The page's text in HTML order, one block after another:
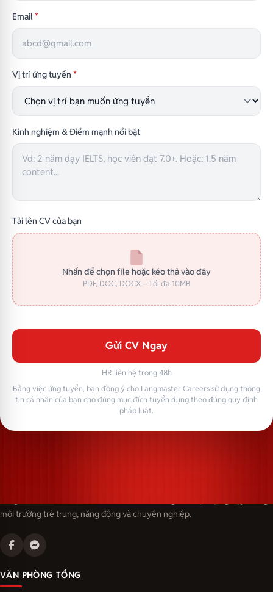
Email*
Vị trí ứng tuyển *
Kinh nghiệm & Điểm mạnh nổi bật
Tải lên CV của bạn
Nhấn để chọn file hoặc kéo thả vào đây
PDF, DOC, DOCX – Tối đa 10MB
Gửi CV Ngay
HR liên hệ trong 48h
Bằng việc ứng tuyển, bạn đồng ý cho Langmaster Careers sử dụng thông
tin cá nhân của bạn cho đúng mục đích tuyển dụng theo đúng quy định
pháp luật.
môi trường trẻ trung, năng động và chuyên nghiệp.
VĂN PHÒNG TỔNG